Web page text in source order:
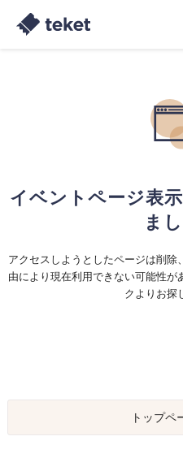
イベントページ表
まし
アクセスしようとしたページは削
由により現在利用できない可能性
クよりお探
トップペ